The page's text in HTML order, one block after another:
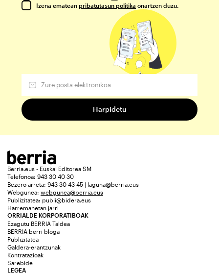
Izena ematean pribatutasun politika onartzen duzu.
Berria.eus - Euskal Editorea SM
Telefonoa: 943 30 40 30
Bezero arreta: 943 30 43 45 | laguna@berria.eus
Webgunea: webgunea@berria.eus
Publizitatea: publi@bidera.eus
Harremanetan jarri
ORRIALDE KORPORATIBOAK
Ezagutu BERRIA Taldea
BERRIA berri bloga
Publizitatea
Galdera-erantzunak
Kontratazioak
Sarebide
LEGEA